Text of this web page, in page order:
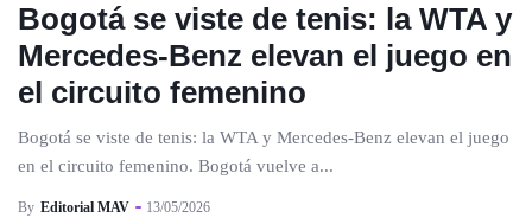
Bogotá se viste de tenis: la WTA y
Mercedes-Benz elevan el juego en
el circuito femenino
Bogotá se viste de tenis: la WTA y Mercedes-Benz elevan el juego
en el circuito femenino. Bogotá vuelve a...
By Editorial MAV 13/05/2026